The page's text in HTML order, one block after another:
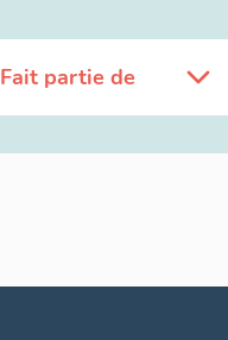
Fait partie de